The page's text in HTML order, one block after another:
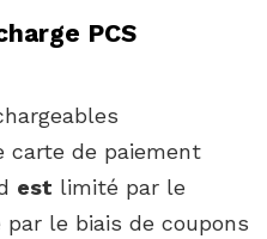
PCS
carte de paiement
est limité par le
par le biais de coupons